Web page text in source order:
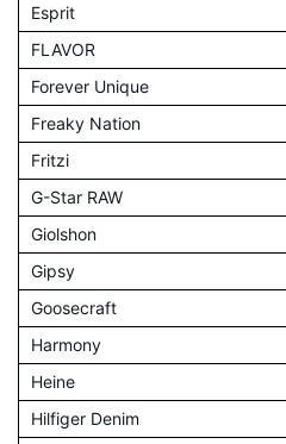
Esprit
FLAVOR
Forever Unique
Freaky Nation
Fritzi
G-Star RAW
Giolshon
Gipsy
Goosecraft
Harmony
Heine
Hilfiger Denim